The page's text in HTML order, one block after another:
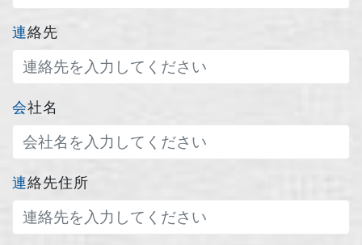
連絡先
会社名
連絡先住所